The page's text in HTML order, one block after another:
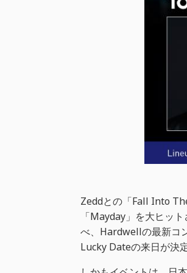
Zeddとの「Fall Into
「Mayday」を大ヒッ
べ、Hardwellの最新コ
Lucky Dateの来日が決